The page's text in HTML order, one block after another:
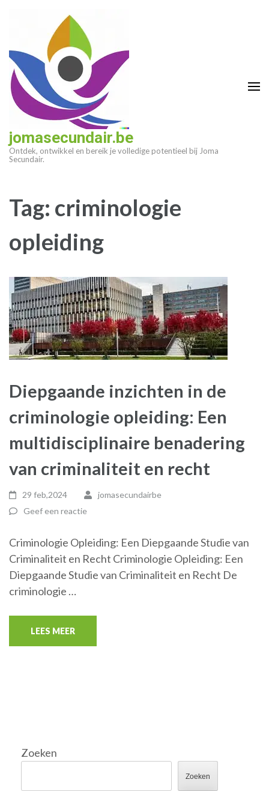
(druk
enter)
jomasecundair.be
Ontdek, ontwikkel en bereik je volledige potentieel bij Joma
Secundair.
Tag: criminologie
opleiding
Diepgaande inzichten in de
criminologie opleiding: Een
multidisciplinaire benadering
van criminaliteit en recht
29 feb,2024
jomasecundairbe
Geef een reactie
Criminologie Opleiding: Een Diepgaande Studie van
Criminaliteit en Recht Criminologie Opleiding: Een
Diepgaande Studie van Criminaliteit en Recht De
criminologie …
LEES MEER
Zoeken
Zoeken